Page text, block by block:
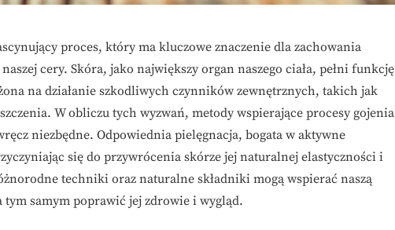
proces, który ma kluczowe znaczenie dla zachowania
cery. Skóra, jako największy organ naszego ciała, pełni funkcję
na działanie szkodliwych czynników zewnętrznych, takich jak
W obliczu tych wyzwań, metody wspierające procesy gojenia
niezbędne. Odpowiednia pielęgnacja, bogata w aktywne
się do przywrócenia skórze jej naturalnej elastyczności i
techniki oraz naturalne składniki mogą wspierać naszą
samym poprawić jej zdrowie i wygląd.